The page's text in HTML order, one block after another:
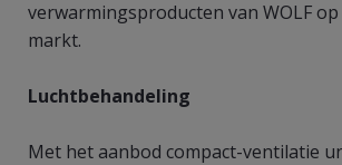
verwarmingsproducten van WOLF op
markt.
Luchtbehandeling
Met het aanbod compact-ventilatie